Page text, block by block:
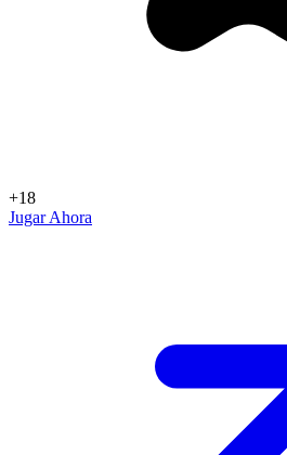
+18
Jugar Ahora